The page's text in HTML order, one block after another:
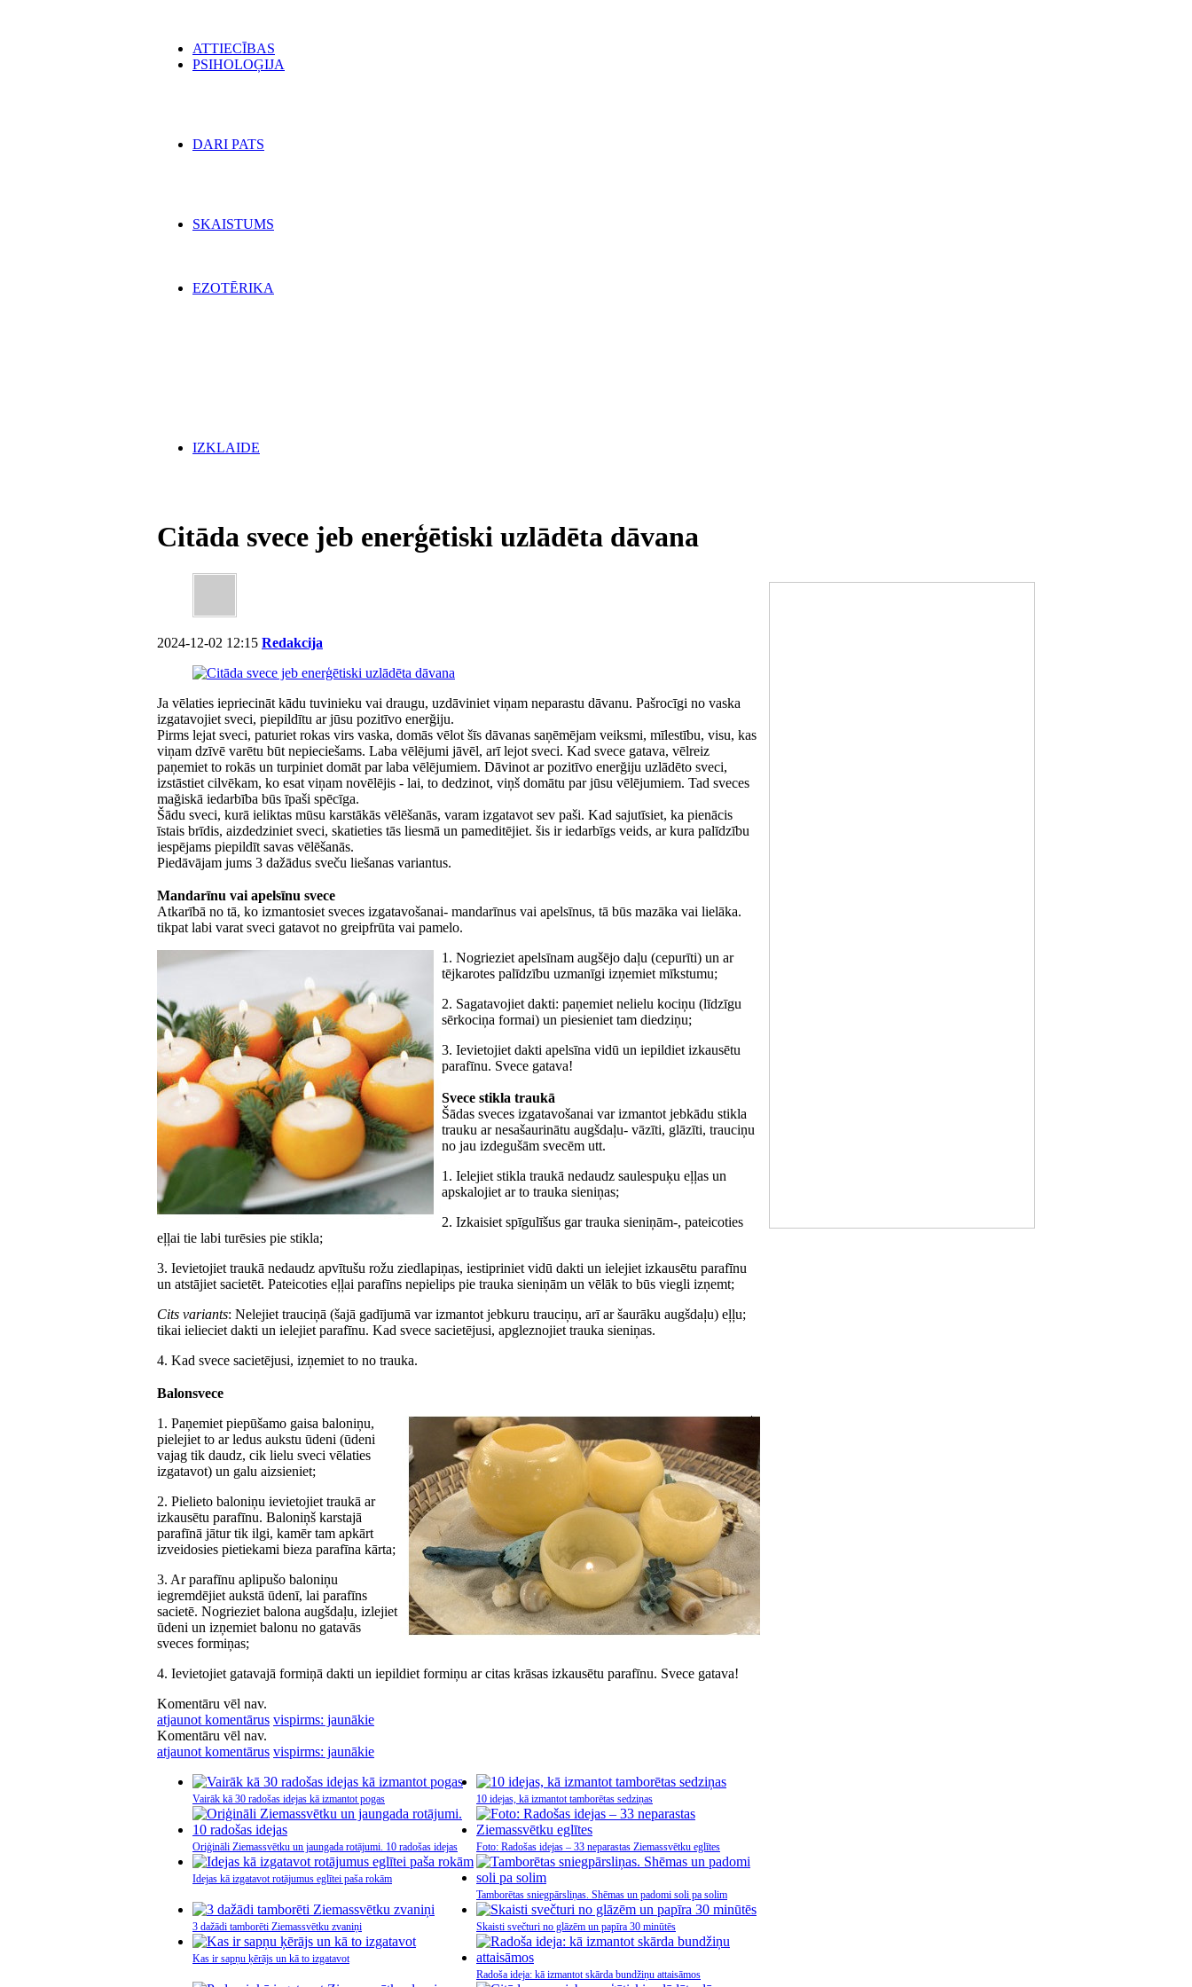
ATTIECĪBAS
PSIHOLOĢIJA
DARI PATS
SKAISTUMS
EZOTĒRIKA
IZKLAIDE
Citāda svece jeb enerģētiski uzlādēta dāvana
2024-12-02 12:15 Redakcija
Ja vēlaties iepriecināt kādu tuvinieku vai draugu, uzdāviniet viņam neparastu dāvanu. Pašrocīgi no vaska
izgatavojiet sveci, piepildītu ar jūsu pozitīvo enerğiju.
Pirms lejat sveci, paturiet rokas virs vaska, domās vēlot šīs dāvanas saņēmējam veiksmi, mīlestību, visu, kas
viņam dzīvē varētu būt nepieciešams. Laba vēlējumi jāvēl, arī lejot sveci. Kad svece gatava, vēlreiz
paņemiet to rokās un turpiniet domāt par laba vēlējumiem. Dāvinot ar pozitīvo enerğiju uzlādēto sveci,
izstāstiet cilvēkam, ko esat viņam novēlējis - lai, to dedzinot, viņš domātu par jūsu vēlējumiem. Tad sveces
mağiskā iedarbība būs īpaši spēcīga.
Šādu sveci, kurā ieliktas mūsu karstākās vēlēšanās, varam izgatavot sev paši. Kad sajutīsiet, ka pienācis
īstais brīdis, aizdedziniet sveci, skatieties tās liesmā un pameditējiet. šis ir iedarbīgs veids, ar kura palīdzību
iespējams piepildīt savas vēlēšanās.
Piedāvājam jums 3 dažādus sveču liešanas variantus.
Mandarīnu vai apelsīnu svece
Atkarībā no tā, ko izmantosiet sveces izgatavošanai- mandarīnus vai apelsīnus, tā būs mazāka vai lielāka.
tikpat labi varat sveci gatavot no greipfrūta vai pamelo.
1. Nogrieziet apelsīnam augšējo daļu (cepurīti) un ar
tējkarotes palīdzību uzmanīgi izņemiet mīkstumu;
2. Sagatavojiet dakti: paņemiet nelielu kociņu (līdzīgu
sērkociņa formai) un piesieniet tam diedziņu;
3. Ievietojiet dakti apelsīna vidū un iepildiet izkausētu
parafīnu. Svece gatava!
Svece stikla traukā
Šādas sveces izgatavošanai var izmantot jebkādu stikla
trauku ar nesašaurinātu augšdaļu- vāzīti, glāzīti, trauciņu
no jau izdegušām svecēm utt.
1. Ielejiet stikla traukā nedaudz saulespuķu eļļas un
apskalojiet ar to trauka sieniņas;
2. Izkaisiet spīgulīšus gar trauka sieniņām-, pateicoties
eļļai tie labi turēsies pie stikla;
3. Ievietojiet traukā nedaudz apvītušu rožu ziedlapiņas, iestipriniet vidū dakti un ielejiet izkausētu parafīnu
un atstājiet sacietēt. Pateicoties eļļai parafīns nepielips pie trauka sieniņām un vēlāk to būs viegli izņemt;
Cits variants: Nelejiet trauciņā (šajā gadījumā var izmantot jebkuru trauciņu, arī ar šaurāku augšdaļu) eļļu;
tikai ielieciet dakti un ielejiet parafīnu. Kad svece sacietējusi, apgleznojiet trauka sieniņas.
4. Kad svece sacietējusi, izņemiet to no trauka.
Balonsvece
1. Paņemiet piepūšamo gaisa baloniņu,
pielejiet to ar ledus aukstu ūdeni (ūdeni
vajag tik daudz, cik lielu sveci vēlaties
izgatavot) un galu aizsieniet;
2. Pielieto baloniņu ievietojiet traukā ar
izkausētu parafīnu. Baloniņš karstajā
parafīnā jātur tik ilgi, kamēr tam apkārt
izveidosies pietiekami bieza parafīna kārta;
3. Ar parafīnu aplipušo baloniņu
iegremdējiet aukstā ūdenī, lai parafīns
sacietē. Nogrieziet balona augšdaļu, izlejiet
ūdeni un izņemiet balonu no gatavās
sveces formiņas;
4. Ievietojiet gatavajā formiņā dakti un iepildiet formiņu ar citas krāsas izkausētu parafīnu. Svece gatava!
Komentāru vēl nav.
atjaunot komentārus vispirms: jaunākie
Komentāru vēl nav.
atjaunot komentārus vispirms: jaunākie
Vairāk kā 30 radošas idejas kā izmantot pogas 10 idejas, kā izmantot tamborētas sedziņas
Oriģināli Ziemassvētku un jaungada rotājumi. 10 radošas idejas Foto: Radošas idejas – 33 neparastas Ziemassvētku eglītes
Idejas kā izgatavot rotājumus eglītei paša rokām
Tamborētas sniegpārsliņas. Shēmas un padomi soli pa solim
3 dažādi tamborēti Ziemassvētku zvaniņi Skaisti svečturi no glāzēm un papīra 30 minūtēs
Kas ir sapņu ķērājs un kā to izgatavot
Radoša ideja: kā izmantot skārda bundžiņu attaisāmos